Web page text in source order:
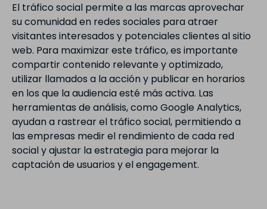
El tráfico social permite a las marcas aprovechar
su comunidad en redes sociales para atraer
visitantes interesados y potenciales clientes al sitio
web. Para maximizar este tráfico, es importante
compartir contenido relevante y optimizado,
utilizar llamados a la acción y publicar en horarios
en los que la audiencia esté más activa. Las
herramientas de análisis, como Google Analytics,
ayudan a rastrear el tráfico social, permitiendo a
las empresas medir el rendimiento de cada red
social y ajustar la estrategia para mejorar la
captación de usuarios y el engagement.